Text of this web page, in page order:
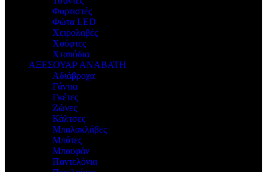
Φορτιστές
Φώτα LED
Χειρολαβές
Χούφτες
Χταπόδια
ΑΞΕΣΟΥΑΡ ΑΝΑΒΑΤΗ
Αδιάβροχα
Γάντια
Γκέτες
Ζώνες
Κάλτσες
Μπαλακλάβες
Μπότες
Μπουφάν
Παντελόνια